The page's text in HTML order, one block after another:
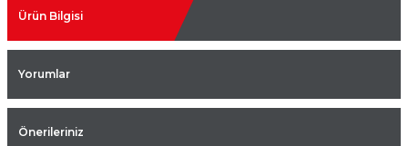
Ürün Bilgisi
Yorumlar
Önerileriniz